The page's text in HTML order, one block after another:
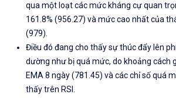
qua một loạt các mức kháng cự quan
161.8% (956.27) và mức cao nhất của
(979).
Điều đó đang cho thấy sự thúc đẩy lên
dường như bị quá mức, do khoảng cách
EMA 8 ngày (781.45) và các chỉ số quá
thấy trên RSI.